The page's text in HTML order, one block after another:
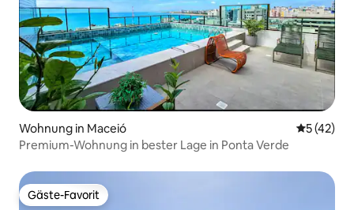
Wohnung in Maceió
5 (42)
Premium-Wohnung in bester Lage in Ponta Verde
Gäste-Favorit
Gäste-Favorit